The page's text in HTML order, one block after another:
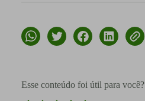
Esse conteúdo foi útil para você?